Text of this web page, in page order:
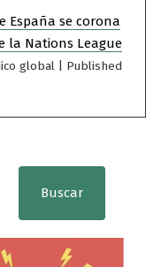
España se corona
la Nations League
global
Published
Buscar